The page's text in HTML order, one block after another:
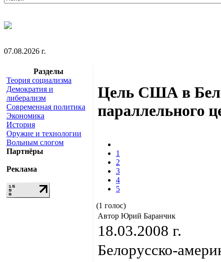
07.08.2026 г.
Разделы
Теория социализма
Демократия и
либерализм
Современная политика
Экономика
История
Оружие и технологии
Вольным слогом
Партнёры
Реклама
Цель США в
параллельного
1
2
3
4
5
(1 голос)
Автор Юрий Баранчик
18.03.2008 г.
Белорусско-